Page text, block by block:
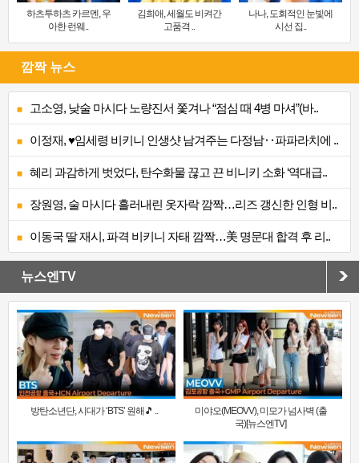
하츠투하츠 카르멘, 우
아한 런웨..
김희애, 세월도 비켜간
고품격 ..
나나, 도회적인 눈빛에
시선 집..
깜짝 뉴스
고소영, 낮술 마시다 노량진서 쫓겨나 “점심 때 4병 마셔”(바..
이정재, ♥임세령 비키니 인생샷 남겨주는 다정남‥파파라치에 ..
혜리 과감하게 벗었다, 탄수화물 끊고 끈 비니키 소화 ‘역대급..
장원영, 술 마시다 흘러내린 옷자락 깜짝…리즈 갱신한 인형 비..
이동국 딸 재시, 파격 비키니 자태 깜짝…美 명문대 합격 후 리..
뉴스엔TV
방탄소년단, 시대가 ‘BTS’ 원해🎵 ..
미야오(MEOVV), 미모가 넘사벽 (출
국)[뉴스엔TV]